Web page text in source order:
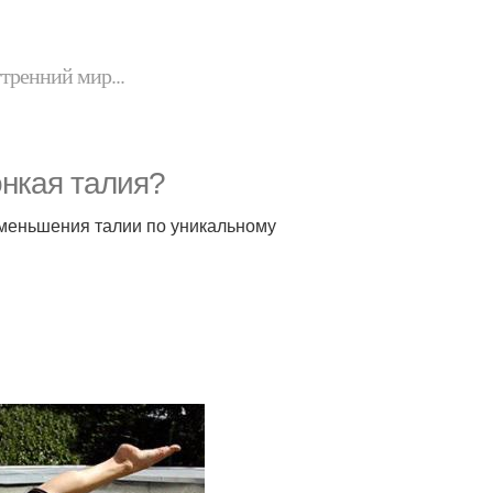
мир...
талия?
талии по уникальному